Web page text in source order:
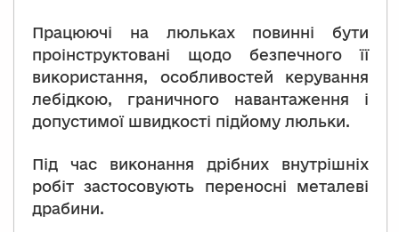
Працюючі на люльках повинні бути
проінструктовані щодо безпечного її
використання, особливостей керування
лебідкою, граничного навантаження і
допустимої швидкості підйому люльки.
Під час виконання дрібних внутрішніх
робіт застосовують переносні металеві
драбини.